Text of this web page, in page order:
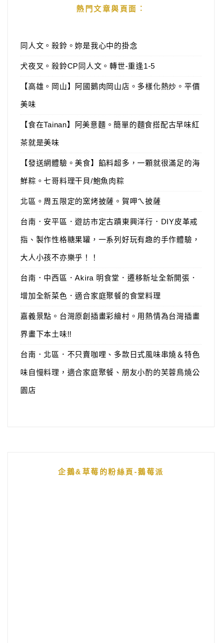
熱門文章與頁面︰
同人文。殺鈴。妳是我心中的掛念
犬夜叉。殺鈴CP同人文。轉世-重逢1-5
【高雄。岡山】阿國鵝肉岡山店。多樣化熱炒。平價
美味
【食在Tainan】阿美意麵。簡單的麵食搭配古早味紅
茶就是美味
【發送網體驗。美食】餡料超多，一顆就很滿足的海
鮮粽。七哥料理干貝/鮑魚肉粽
北區。周五限定的窯烤披薩。賀呷ㄟ披薩
台南．安平區．遊訪市定古蹟東興洋行．DIY皮革戒
指、製作性格糖果罐，一系列好玩有趣的手作體驗，
大人小孩不亦樂乎！！
台南．中西區．Akira 明食堂．遷移新址全新開張．
增加全新菜色．適合家庭聚餐的食堂料理
嘉義景點。台灣原創插畫彩繪村。用熱情為台灣插畫
界畫下本土味!!
台南．北區．不只賣咖哩、多款日式風味串燒＆特色
味自慢料理，適合家庭聚餐、朋友小酌的芙蓉鳥燒公
園店
企鵝&草莓的粉絲頁-鵝莓派